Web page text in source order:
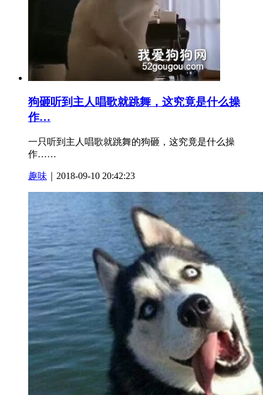
狗砸听到主人唱歌就跳舞，这究竟是什么操
作…
一只听到主人唱歌就跳舞的狗砸，这究竟是什么操
作……
趣味 ｜2018-09-10 20:42:23